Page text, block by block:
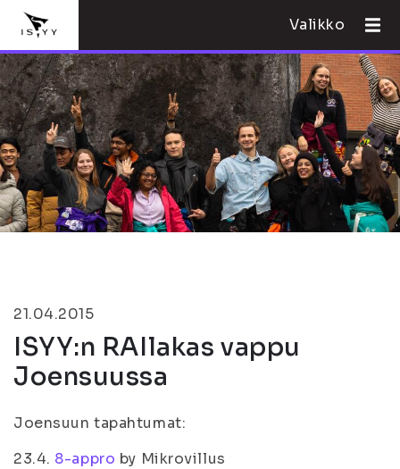
Valikko
21.04.2015
ISYY:n RAIlakas vappu
Joensuussa
Joensuun tapahtumat:
23.4. 8-appro by Mikrovillus